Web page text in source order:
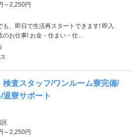
～2,250円
も、即日で生活再スタートできます! 即入
お仕事! お金・住まい・仕…
査スタッフ/ワンルーム寮完備/
退寮サポート
区
～2,250円